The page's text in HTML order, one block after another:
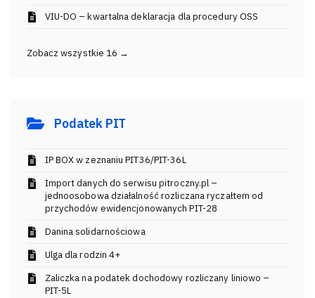
VIU-DO – kwartalna deklaracja dla procedury OSS
Zobacz wszystkie 16 →
Podatek PIT
IP BOX w zeznaniu PIT36/PIT-36L
Import danych do serwisu pitroczny.pl –
jednoosobowa działalność rozliczana ryczałtem od
przychodów ewidencjonowanych PIT-28
Danina solidarnościowa
Ulga dla rodzin 4+
Zaliczka na podatek dochodowy rozliczany liniowo –
PIT-5L